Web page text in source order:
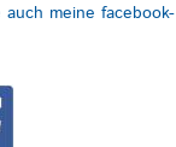
auch meine facebook-